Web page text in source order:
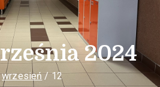
2024
wrzesień 12